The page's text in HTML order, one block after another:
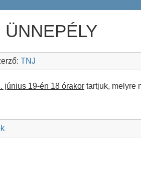
TNJ
június 19-én 18 órakor tartjuk, melyre